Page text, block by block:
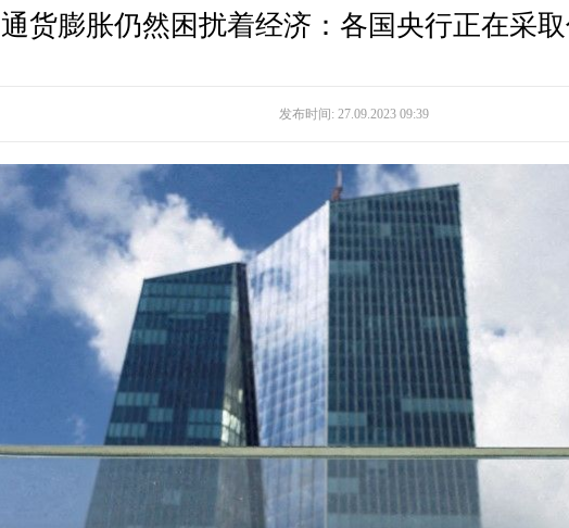
通货膨胀仍然困扰着经济：各国央行正在采取
发布时间: 27.09.2023 09:39